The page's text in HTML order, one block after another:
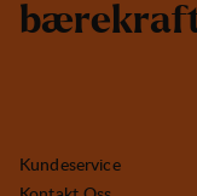
bærekraf
Kundeservice